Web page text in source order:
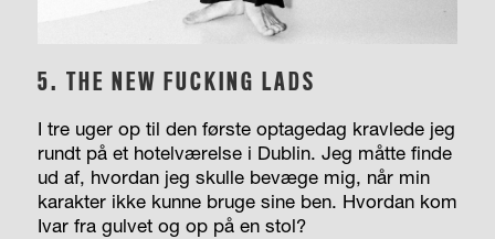
5. THE NEW FUCKING LADS
I tre uger op til den første optagedag kravlede jeg
rundt på et hotelværelse i Dublin. Jeg måtte finde
ud af, hvordan jeg skulle bevæge mig, når min
karakter ikke kunne bruge sine ben. Hvordan kom
Ivar fra gulvet og op på en stol?